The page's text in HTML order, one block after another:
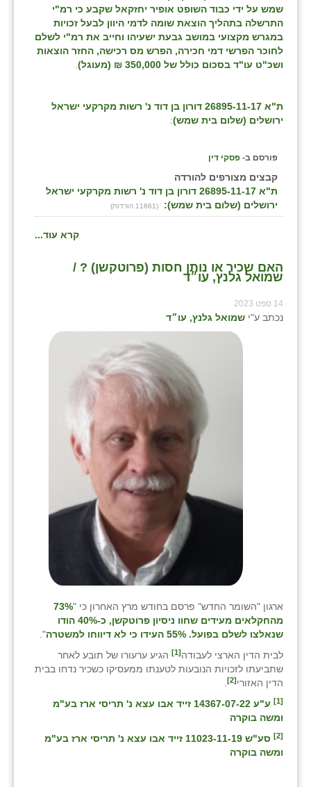
שמש על ידי כבוד השופט אופיר יחזקאל שקבע כי רמ"י
התרשלה בתהליך הוצאת שומה לדמי היוון לבעל זכויות
במגרש מקצועי במושב גבעת ישעיהו וחייב את רמ"י לשלם
לחוכר הפרשי דמי חכירה, הפרש מס רכישה, החזר הוצאות
ושכ"ט עו"ד בסכום כולל של 350,000 ₪ (מעוגל)
ת"א 26895-11-17 דורון בן דוד נ' רשות מקרקעי ישראל
ירושלים (שלום בית שמש):
פורסם ב- פסקי דין
קבצים מצורפים להורדה
ת"א 26895-11-17 דורון בן דוד נ' רשות מקרקעי ישראל
ירושלים (שלום בית שמש):
(11861 הורדות)
קרא עוד...
האם שכיר או נותן חסות (פרוטקשן) ? /
שמואל גלנץ, עו״ד
14 ספט 2023
נכתב ע"י שמואל גלנץ, עו״ד
ארגון "השומר החדש" פרסם בחודש מרץ האחרון כי "73%
מהחקלאים מעידים שחוו ניסיון פרוטקשן, כ-40% הודו
שנאלצו לשלם בפועל. 55% העידו כי לא דיווחו למשטרה
".
לבית הדין הארצי לעבודה[1]
הגיע ערעורו של תובע לאחר
שתביעתו לזכויות הנובעות לטענתו ממעסיקו כשכיר נדחו בבית
הדין האזורי[2]
.
[1]
ע"ע 14367-07-22 זייד אבו עצא נ' תריסי ארז בע"מ
ומשה בוקרה
[2]
סע"ש 11023-11-19 זייד אבו עצא נ' תריסי ארז בע"מ
ומשה בוקרה